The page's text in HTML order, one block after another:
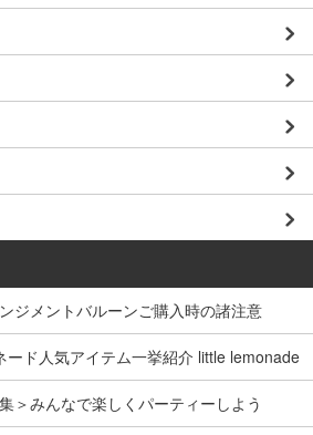
ジメントバルーンご購入時の諸注意
ード人気アイテム一挙紹介 little lemonade
＞みんなで楽しくパーティーしよう